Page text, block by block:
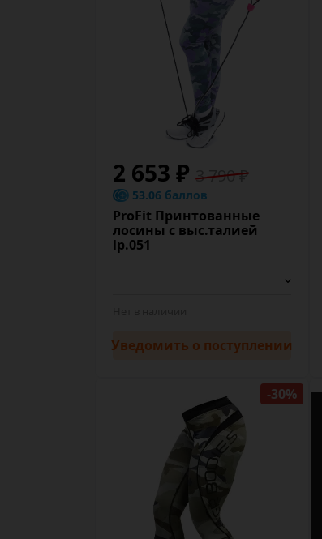
2 653 ₽ 3 790 ₽
53.06 баллов
ProFit Принтованные
лосины с выс.талией
lp.051
Уведомить о поступлении
-30%